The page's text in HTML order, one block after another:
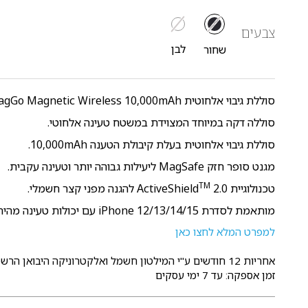
צבעים
שחור לבן
סוללת גיבוי אלחוטית MagGo Magnetic Wireless 10,000mAh מבית Anker.
סוללה דקה במיוחד המצוידת במשטח טעינה אלחוטי.
סוללת גיבוי אלחוטית בעלת קיבולת הטענה 10,000mAh.
מגנט סופר חזק MagSafe ליעילות גבוהה יותר וטעינה עקבית.
טכנולוגיית ActiveShield
TM 2.0 להגנה מפני קצר חשמלי.
מותאמת לסדרת 12/13/14/15 iPhone עם יכולות טעינה מהירה מגנטית של 15W.
למפרט המלא לחצו כאן
אחריות 12 חודשים
ע"י המילטון חשמל ואלקטרוניקה היבואן
זמן אספקה: עד 7 ימי עסקים